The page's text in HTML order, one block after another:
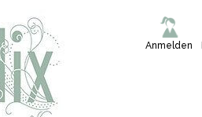
Anmelden